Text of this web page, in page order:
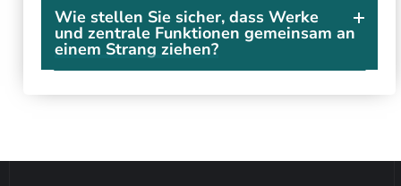
Wie stellen Sie sicher, dass Werke
und zentrale Funktionen gemeinsam an
einem Strang ziehen?